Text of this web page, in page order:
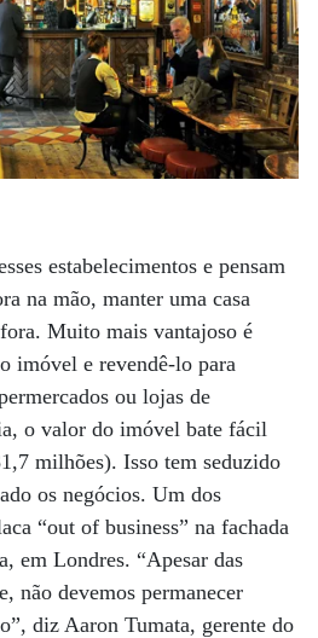
estabelecimentos e pensam
na mão, manter uma casa
Muito mais vantajoso é
imóvel e revendê-lo para
ou lojas de
o valor do imóvel bate fácil
milhões). Isso tem seduzido
os negócios. Um dos
“out of business” na fachada
em Londres. “Apesar das
não devemos permanecer
diz Aaron Tumata, gerente do